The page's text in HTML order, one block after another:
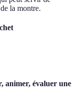
la montre.
animer, évaluer une